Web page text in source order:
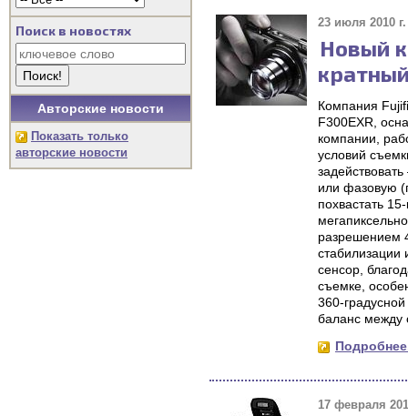
Поиск в новостях
Авторские новости
Показать только
авторские новости
23 июля 2010 г.
Новый
Компания
F300EXR,
компании,
условий
или фазовую
похвастать
разрешением
стабилизации
сенсор,
съемке,
360-
баланс между
17 февраля